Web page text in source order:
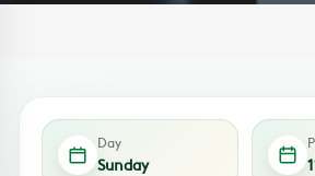
Day
Sunday